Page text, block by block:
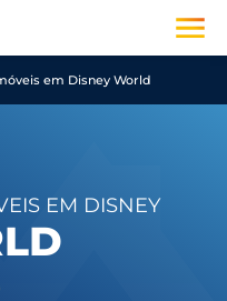
em Disney World
EM DISNEY